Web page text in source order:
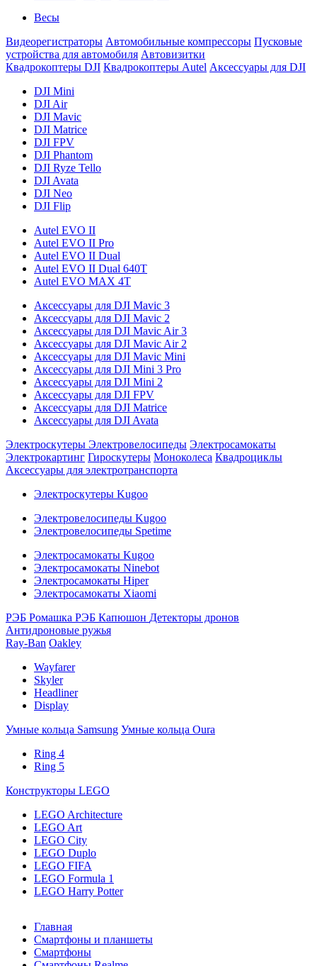
Весы
Видеорегистраторы Автомобильные компрессоры Пусковые
устройства для автомобиля Автовизитки
Квадрокоптеры DJI Квадрокоптеры Autel Аксессуары для DJI
DJI Mini
DJI Air
DJI Mavic
DJI Matrice
DJI FPV
DJI Phantom
DJI Ryze Tello
DJI Avata
DJI Neo
DJI Flip
Autel EVO II
Autel EVO II Pro
Autel EVO II Dual
Autel EVO II Dual 640T
Autel EVO MAX 4T
Аксессуары для DJI Mavic 3
Аксессуары для DJI Mavic 2
Аксессуары для DJI Mavic Air 3
Аксессуары для DJI Mavic Air 2
Аксессуары для DJI Mavic Mini
Аксессуары для DJI Mini 3 Pro
Аксессуары для DJI Mini 2
Аксессуары для DJI FPV
Аксессуары для DJI Matrice
Аксессуары для DJI Avata
Электроскутеры Электровелосипеды Электросамокаты
Электрокартинг Гироскутеры Моноколеса Квадроциклы
Аксессуары для электротранспорта
Электроскутеры Kugoo
Электровелосипеды Kugoo
Электровелосипеды Spetime
Электросамокаты Kugoo
Электросамокаты Ninebot
Электросамокаты Hiper
Электросамокаты Xiaomi
РЭБ Ромашка РЭБ Капюшон Детекторы дронов
Антидроновые ружья
Ray-Ban Oakley
Wayfarer
Skyler
Headliner
Display
Умные кольца Samsung Умные кольца Oura
Ring 4
Ring 5
Конструкторы LEGO
LEGO Architecture
LEGO Art
LEGO City
LEGO Duplo
LEGO FIFA
LEGO Formula 1
LEGO Harry Potter
Главная
Смартфоны и планшеты
Смартфоны